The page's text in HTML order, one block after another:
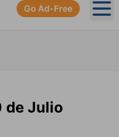
Go Ad-Free
de Julio